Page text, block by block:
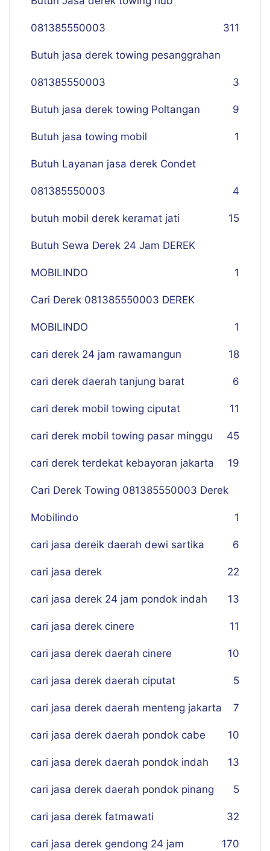
081385550003 311
Butuh jasa derek towing pesanggrahan
081385550003 3
Butuh jasa derek towing Poltangan 9
Butuh jasa towing mobil 1
Butuh Layanan jasa derek Condet
081385550003 4
butuh mobil derek keramat jati 15
Butuh Sewa Derek 24 Jam DEREK
MOBILINDO 1
Cari Derek 081385550003 DEREK
MOBILINDO 1
cari derek 24 jam rawamangun 18
cari derek daerah tanjung barat 6
cari derek mobil towing ciputat 11
cari derek mobil towing pasar minggu 45
cari derek terdekat kebayoran jakarta 19
Cari Derek Towing 081385550003 Derek
Mobilindo 1
cari jasa dereik daerah dewi sartika 6
cari jasa derek 22
cari jasa derek 24 jam pondok indah 13
cari jasa derek cinere 11
cari jasa derek daerah cinere 10
cari jasa derek daerah ciputat 5
cari jasa derek daerah menteng jakarta 7
cari jasa derek daerah pondok cabe 10
cari jasa derek daerah pondok indah 13
cari jasa derek daerah pondok pinang 5
cari jasa derek fatmawati 32
cari jasa derek gendong 24 jam 170